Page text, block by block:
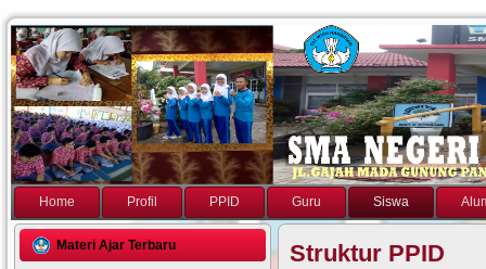
Home Profil PPID Guru Siswa
Materi Ajar Terbaru Struktur PPID